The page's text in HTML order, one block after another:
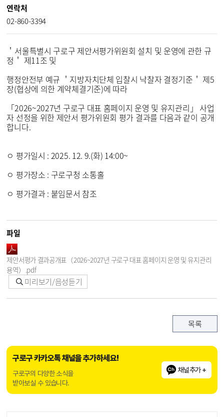
연락처
02-860-3394
＇서울특별시 구로구 제안서평가위원회 설치 및 운영에 관한 규
정＇ 제11조 및
행정안전부 예규 ＇지방자치단체 입찰시 낙찰자 결정기준＇ 제5
장(협상에 의한 계약체결기준)에 따라
「2026~2027년 구로구 대표 홈페이지 운영 및 유지관리」 사업
자 선정을 위한 제안서 평가위원회 평가 결과를 다음과 같이 공개
합니다.
ㅇ 평가일시 : 2025. 12. 9.(화) 14:00~
ㅇ 평가장소 : 구로구청 소통홀
ㅇ 평가결과 : 붙임문서 참조
파일
제안서평가 결과공개표（2026~2027년 구로구 대표 홈페이지 운영 및 유지관리
용역）.pdf
미리보기/음성듣기
목록
구로구 카카오톡 채널을 추가하세요!
구로구의 다양한 소식을
받아보실 수 있습니다.
채널추가 +